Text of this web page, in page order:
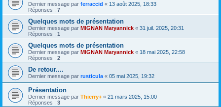
Dernier message par ferraccid « 13 août 2025, 18:33
Réponses : 7
Quelques mots de présentation
Dernier message par MIGNAN Maryannick « 31 juil. 2025, 20:31
Réponses : 1
Quelques mots de présentation
Dernier message par MIGNAN Maryannick « 18 mai 2025, 22:58
Réponses : 2
De retour....
Dernier message par rusticula « 05 mai 2025, 19:32
Présentation
Dernier message par Thierry+ « 21 mars 2025, 15:00
Réponses : 3